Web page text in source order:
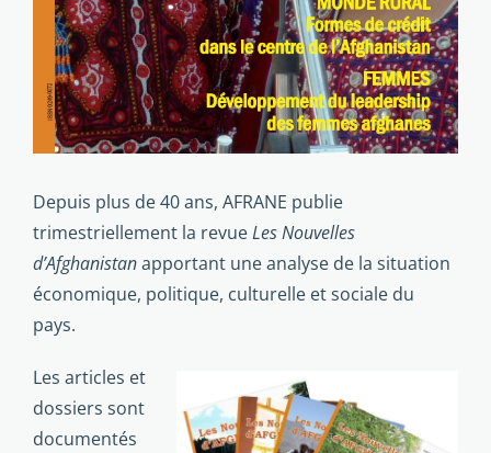
Depuis plus de 40 ans, AFRANE publie
trimestriellement la revueLes Nouvelles
d’Afghanistanapportant une analyse de la situation
économique, politique, culturelle et sociale du
pays.
Les articles et
dossiers sont
documentés